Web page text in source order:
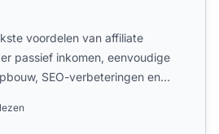
voordelen van affiliate
passief inkomen, eenvoudige
SEO-verbeteringen en